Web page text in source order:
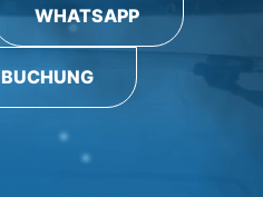
WHATSAPP